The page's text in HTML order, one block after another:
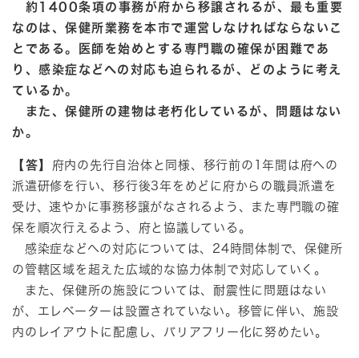
約1400条項の事務が府から移譲されるが、最も重要
なのは、保健所業務を本市で運営しなければならないこ
とである。医師を始めとする専門職の確保が困難であ
り、感染症などへの対応も迫られるが、どのように考え
ているか。
また、保健所の建物は老朽化しているが、問題はない
か。
【答】 府内の先行自治体と同様、移行前の1年間は府への
派遣研修を行い、移行後3年をめどに府からの職員派遣を
受け、速やかに事務移譲がなされるよう、また専門職の確
保を順次行えるよう、府と協議している。
感染症などへの対応については、24時間体制で、保健所
の管轄区域を超えた広域的な協力体制で対応していく。
また、保健所の施設については、耐震性に問題はない
が、エレベーターは設置されていない。移管に伴い、施設
内のレイアウトに配慮し、バリアフリー化に努めたい。